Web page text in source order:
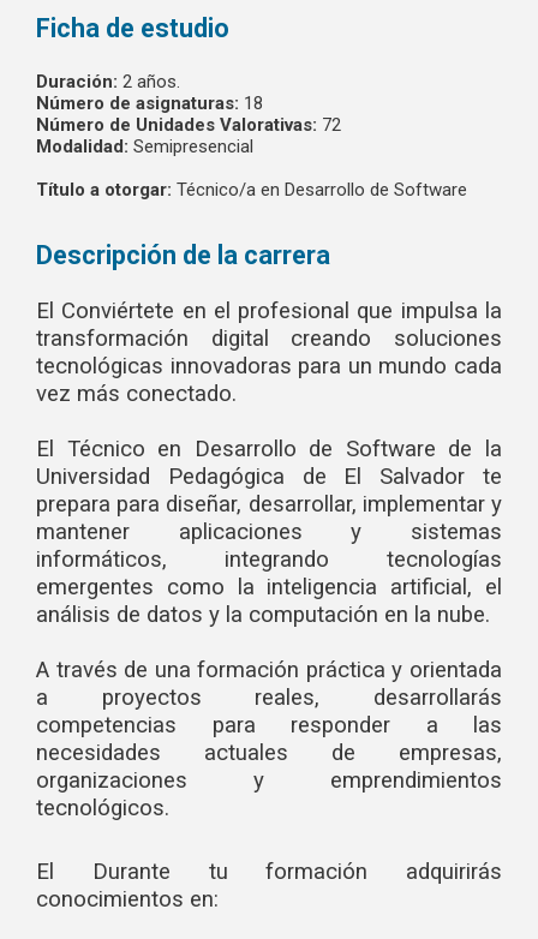
Ficha de estudio
Duración: 2 años.
Número de asignaturas: 18
Número de Unidades Valorativas: 72
Modalidad: Semipresencial
Título a otorgar: Técnico/a en Desarrollo de Software
Descripción de la carrera
El Conviértete en el profesional que impulsa la
transformación digital creando soluciones
tecnológicas innovadoras para un mundo cada
vez más conectado.
El Técnico en Desarrollo de Software de la
Universidad Pedagógica de El Salvador te
prepara para diseñar, desarrollar, implementar y
mantener aplicaciones y sistemas
informáticos, integrando tecnologías
emergentes como la inteligencia artificial, el
análisis de datos y la computación en la nube.
A través de una formación práctica y orientada
a proyectos reales, desarrollarás
competencias para responder a las
necesidades actuales de empresas,
organizaciones y emprendimientos
tecnológicos.
El Durante tu formación adquirirás
conocimientos en: